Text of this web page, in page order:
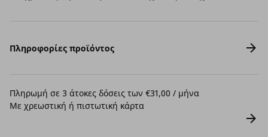
Πληροφορίες προϊόντος
Πληρωμή σε 3 άτοκες δόσεις των €31,00 / μήνα
Με χρεωστική ή πιστωτική κάρτα